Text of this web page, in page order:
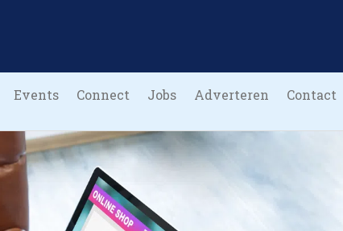
Events Connect Jobs Adverteren Contact